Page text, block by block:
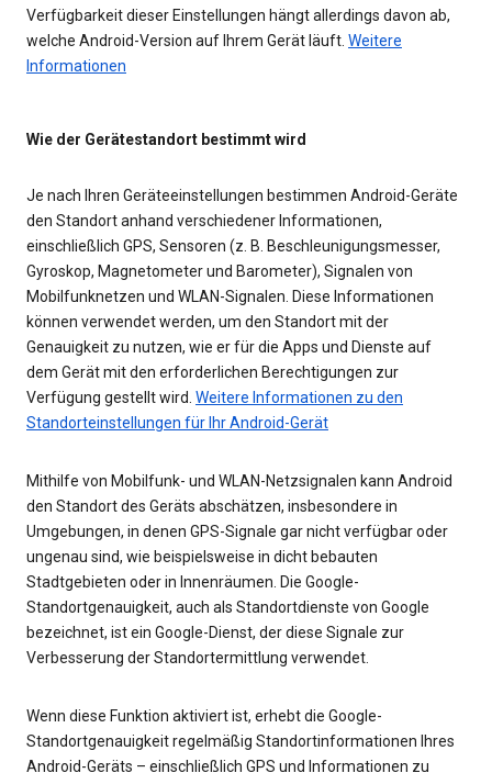
Verfügbarkeit dieser Einstellungen hängt allerdings davon ab,
welche Android-Version auf Ihrem Gerät läuft. Weitere
Informationen
Wie der Gerätestandort bestimmt wird
Je nach Ihren Geräteeinstellungen bestimmen Android-Geräte
den Standort anhand verschiedener Informationen,
einschließlich GPS, Sensoren (z. B. Beschleunigungsmesser,
Gyroskop, Magnetometer und Barometer), Signalen von
Mobilfunknetzen und WLAN-Signalen. Diese Informationen
können verwendet werden, um den Standort mit der
Genauigkeit zu nutzen, wie er für die Apps und Dienste auf
dem Gerät mit den erforderlichen Berechtigungen zur
Verfügung gestellt wird. Weitere Informationen zu den
Standorteinstellungen für Ihr Android-Gerät
Mithilfe von Mobilfunk- und WLAN-Netzsignalen kann Android
den Standort des Geräts abschätzen, insbesondere in
Umgebungen, in denen GPS-Signale gar nicht verfügbar oder
ungenau sind, wie beispielsweise in dicht bebauten
Stadtgebieten oder in Innenräumen. Die Google-
Standortgenauigkeit, auch als Standortdienste von Google
bezeichnet, ist ein Google-Dienst, der diese Signale zur
Verbesserung der Standortermittlung verwendet.
Wenn diese Funktion aktiviert ist, erhebt die Google-
Standortgenauigkeit regelmäßig Standortinformationen Ihres
Android-Geräts – einschließlich GPS und Informationen zu